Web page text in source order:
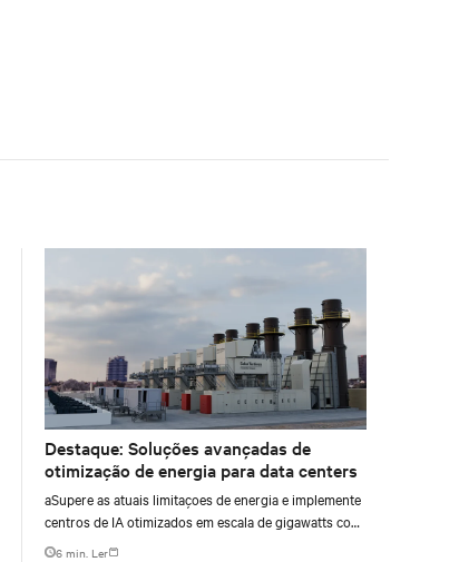
Destaque: Soluções avançadas de
otimização de energia para data centers
aSupere as atuais limitaçoes de energia e implemente
centros de IA otimizados em escala de gigawatts com
soluções de energia no site
6 min. Ler